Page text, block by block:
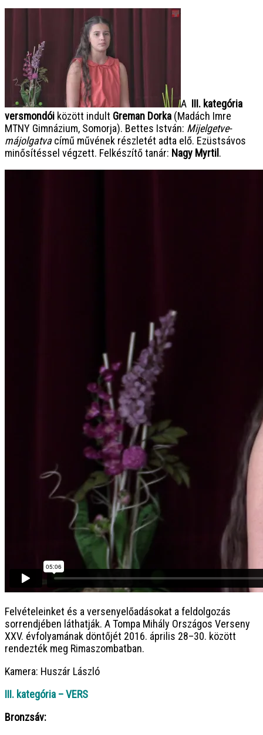
A III. kategória
versmondói között indult Greman Dorka (Madách Imre
MTNY Gimnázium, Somorja). Bettes István: Mijelgetve-
májolgatvacímű művének részletét adta elő. Ezüstsávos
minősítéssel végzett. Felkészítő tanár: Nagy Myrtil .
Felvételeinket és a versenyelőadásokat a feldolgozás
sorrendjében láthatják. A Tompa Mihály Országos Verseny
XXV. évfolyamának döntőjét 2016. április 28–30. között
rendezték meg Rimaszombatban.
Kamera: Huszár László
III. kategória – VERS
Bronzsáv: